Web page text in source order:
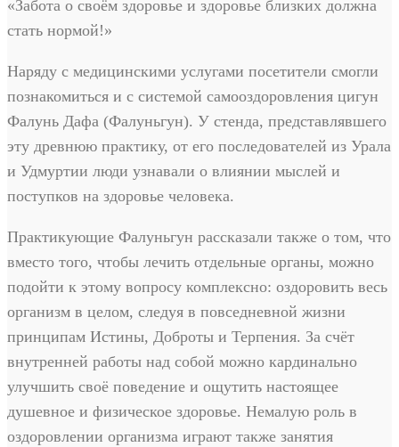
«Забота о своём здоровье и здоровье близких должна
стать нормой!»
Наряду с медицинскими услугами посетители смогли
познакомиться и с системой самооздоровления цигун
Фалунь Дафа (Фалуньгун). У стенда, представлявшего
эту древнюю практику, от его последователей из Урала
и Удмуртии люди узнавали о влиянии мыслей и
поступков на здоровье человека.
Практикующие Фалуньгун рассказали также о том, что
вместо того, чтобы лечить отдельные органы, можно
подойти к этому вопросу комплексно: оздоровить весь
организм в целом, следуя в повседневной жизни
принципам Истины, Доброты и Терпения. За счёт
внутренней работы над собой можно кардинально
улучшить своё поведение и ощутить настоящее
душевное и физическое здоровье. Немалую роль в
оздоровлении организма играют также занятия